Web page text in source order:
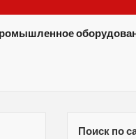
Поиск по